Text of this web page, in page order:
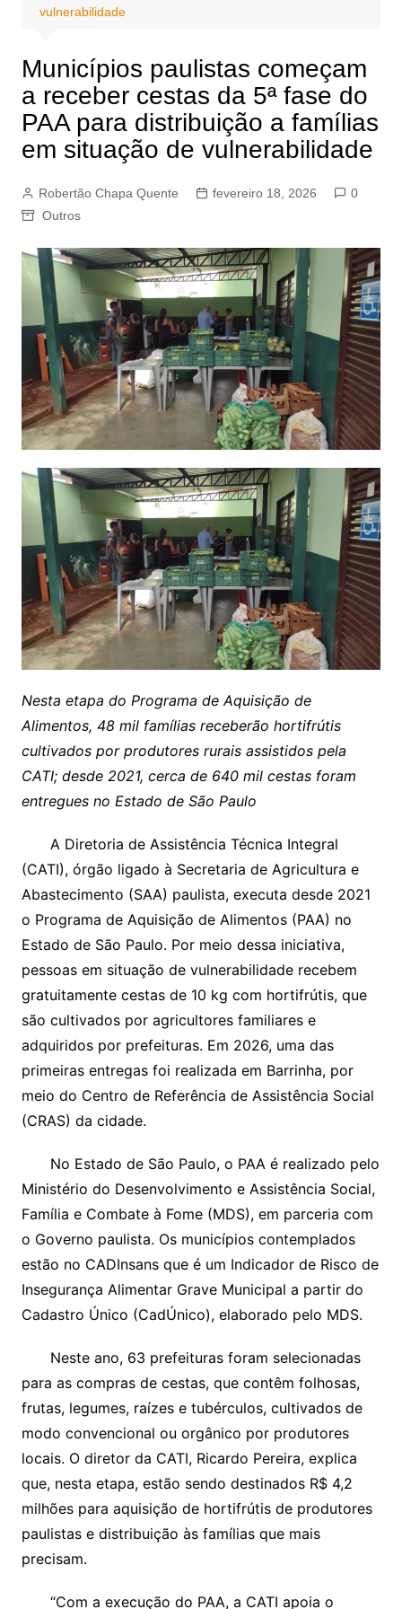
vulnerabilidade
Municípios paulistas começam
a receber cestas da 5ª fase do
PAA para distribuição a famílias
em situação de vulnerabilidade
Robertão Chapa Quente fevereiro 18, 2026
0
Outros
Nesta etapa do Programa de Aquisição de
Alimentos, 48 mil famílias receberão hortifrútis
cultivados por produtores rurais assistidos pela
CATI; desde 2021, cerca de 640 mil cestas foram
entregues no Estado de São Paulo
A Diretoria de Assistência Técnica Integral
(CATI), órgão ligado à Secretaria de Agricultura e
Abastecimento (SAA) paulista, executa desde 2021
o Programa de Aquisição de Alimentos (PAA) no
Estado de São Paulo. Por meio dessa iniciativa,
pessoas em situação de vulnerabilidade recebem
gratuitamente cestas de 10 kg com hortifrútis, que
são cultivados por agricultores familiares e
adquiridos por prefeituras. Em 2026, uma das
primeiras entregas foi realizada em Barrinha, por
meio do Centro de Referência de Assistência Social
(CRAS) da cidade.
No Estado de São Paulo, o PAA é realizado pelo
Ministério do Desenvolvimento e Assistência Social,
Família e Combate à Fome (MDS), em parceria com
o Governo paulista. Os municípios contemplados
estão no CADInsans que é um Indicador de Risco de
Insegurança Alimentar Grave Municipal a partir do
Cadastro Único (CadÚnico), elaborado pelo MDS.
Neste ano, 63 prefeituras foram selecionadas
para as compras de cestas, que contêm folhosas,
frutas, legumes, raízes e tubérculos, cultivados de
modo convencional ou orgânico por produtores
locais. O diretor da CATI, Ricardo Pereira, explica
que, nesta etapa, estão sendo destinados R$ 4,2
milhões para aquisição de hortifrútis de produtores
paulistas e distribuição às famílias que mais
precisam.
“Com a execução do PAA, a CATI apoia o